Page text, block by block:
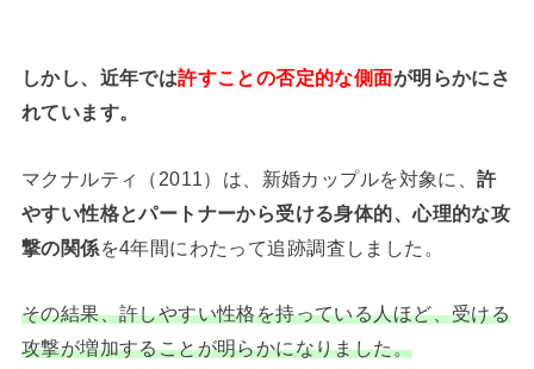
しかし、近年では許すことの否定的な側面が明らかにさ
れています。
マクナルティ（2011）は、新婚カップルを対象に、許
やすい性格とパートナーから受ける身体的、心理的な攻
撃の関係を4年間にわたって追跡調査しました。
その結果、許しやすい性格を持っている人ほど、受ける
攻撃が増加することが明らかになりました。